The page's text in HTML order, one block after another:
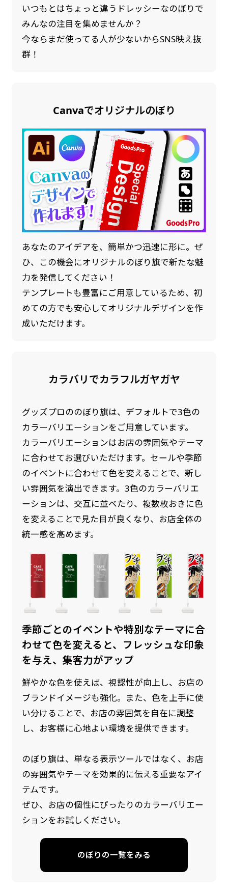
いつもとはちょっと違うドレッシーなのぼりで
みんなの注目を集めませんか？
今ならまだ使ってる人が少ないからSNS映え抜
群！
Canvaでオリジナルのぼり
あなたのアイデアを、簡単かつ迅速に形に。ぜ
ひ、この機会にオリジナルのぼり旗で新たな魅
力を発信してください！
テンプレートも豊富にご用意しているため、初
めての方でも安心してオリジナルデザインを作
成いただけます。
カラバリでカラフルガヤガヤ
グッズプロののぼり旗は、デフォルトで3色の
カラーバリエーションをご用意しています。
カラーバリエーションはお店の雰囲気やテーマ
に合わせてお選びいただけます。セールや季節
のイベントに合わせて色を変えることで、新し
い雰囲気を演出できます。3色のカラーバリエ
ーションは、交互に並べたり、複数枚おきに色
を変えることで見た目が良くなり、お店全体の
統一感を高めます。
季節ごとのイベントや特別なテーマに合
わせて色を変えると、フレッシュな印象
を与え、集客力がアップ
鮮やかな色を使えば、視認性が向上し、お店の
ブランドイメージも強化。また、色を上手に使
い分けることで、お店の雰囲気を自在に調整
し、お客様に心地よい環境を提供できます。
のぼり旗は、単なる表示ツールではなく、お店
の雰囲気やテーマを効果的に伝える重要なアイ
テムです。
ぜひ、お店の個性にぴったりのカラーバリエー
ションをお試しください。
のぼりの一覧をみる
防炎加工（納期+1営業日）［ +540円 ］
のぼり旗の防炎加工は、消防法で定められてい
る場所でのぼり旗を使用する際に推奨されてい
燃えにくくなります。（燃えるというより溶け
るに近くなるイメージ）一般的な方法は、旗の